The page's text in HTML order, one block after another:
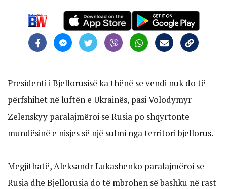
Presidenti i Bjellorusisë ka thënë se vendi nuk do të
përfshihet në luftën e Ukrainës, pasi Volodymyr
Zelenskyy paralajmëroi se Rusia po shqyrtonte
mundësinë e nisjes së një sulmi nga territori bjellorus.
Megjithatë, Aleksandr Lukashenko paralajmëroi se
Rusia dhe Bjellorusia do të mbrohen së bashku në rast